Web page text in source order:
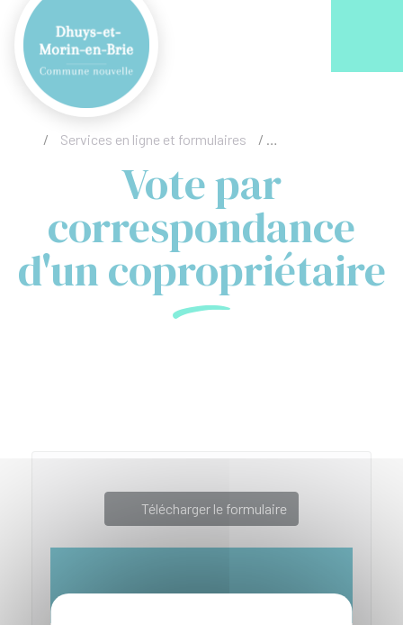
/ Services en ligne et formulaires / Vote par
Vote par
correspondance
d'un copropriétaire
Télécharger le formulaire